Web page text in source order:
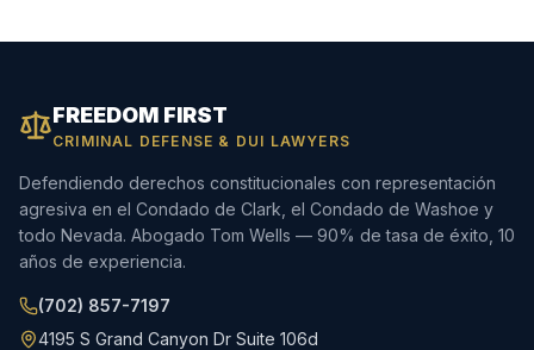
FREEDOM FIRST
CRIMINAL DEFENSE & DUI LAWYERS
Defendiendo derechos constitucionales con representación
agresiva en el Condado de Clark, el Condado de Washoe y
todo Nevada. Abogado Tom Wells — 90% de tasa de éxito, 10
años de experiencia.
(702) 857-7197
4195 S Grand Canyon Dr Suite 106d